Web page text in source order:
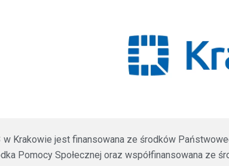
Krakowie jest finansowana ze środków
Pomocy Społecznej oraz współfinansowana ze